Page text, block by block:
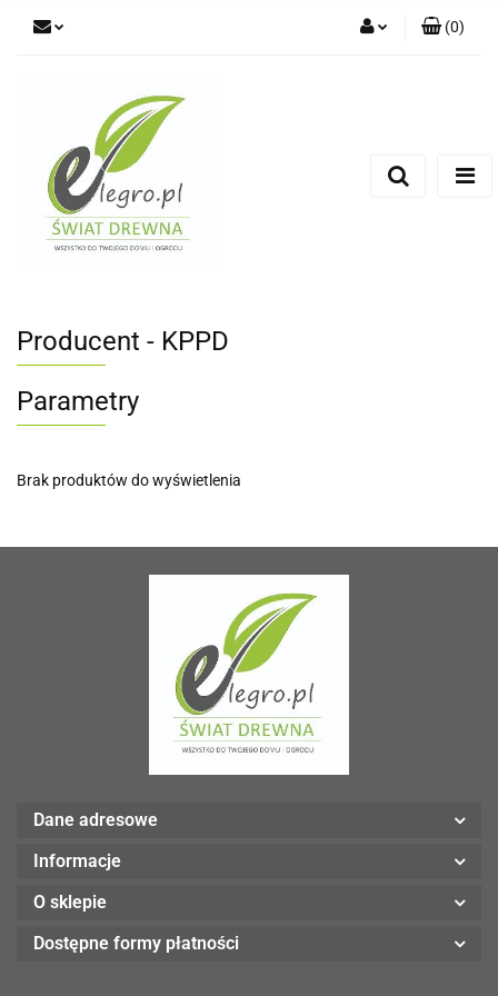
(0)
Producent - KPPD
Parametry
Brak produktów do wyświetlenia
Dane adresowe
Informacje
O sklepie
Dostępne formy płatności